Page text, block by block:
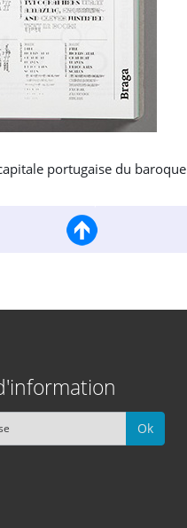
portugaise du baroque
Ok